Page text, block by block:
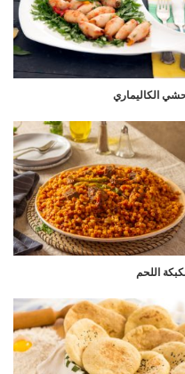
الكاليماري
اللحم